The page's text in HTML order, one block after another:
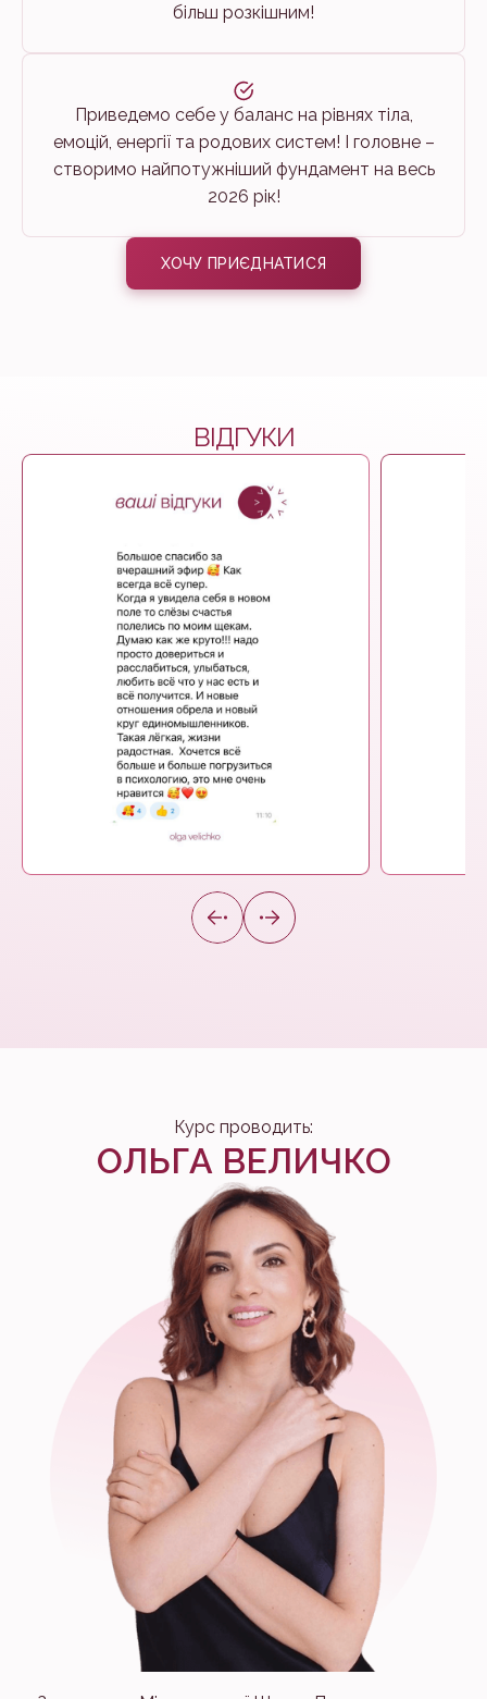
більш розкішним!
Приведемо себе у баланс на рівнях тіла,
емоцій, енергії та родових систем! І головне –
створимо найпотужніший фундамент на весь
2026 рік!
ХОЧУ ПРИЄДНАТИСЯ
ВІДГУКИ
Курс проводить:
ОЛЬГА ВЕЛИЧКО